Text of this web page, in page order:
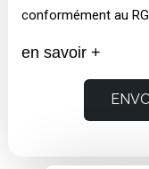
conformément au
en savoir +